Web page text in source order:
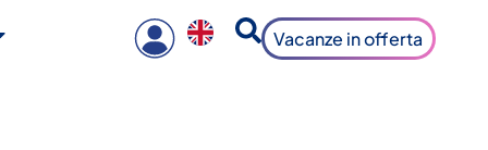
Vacanze in offerta